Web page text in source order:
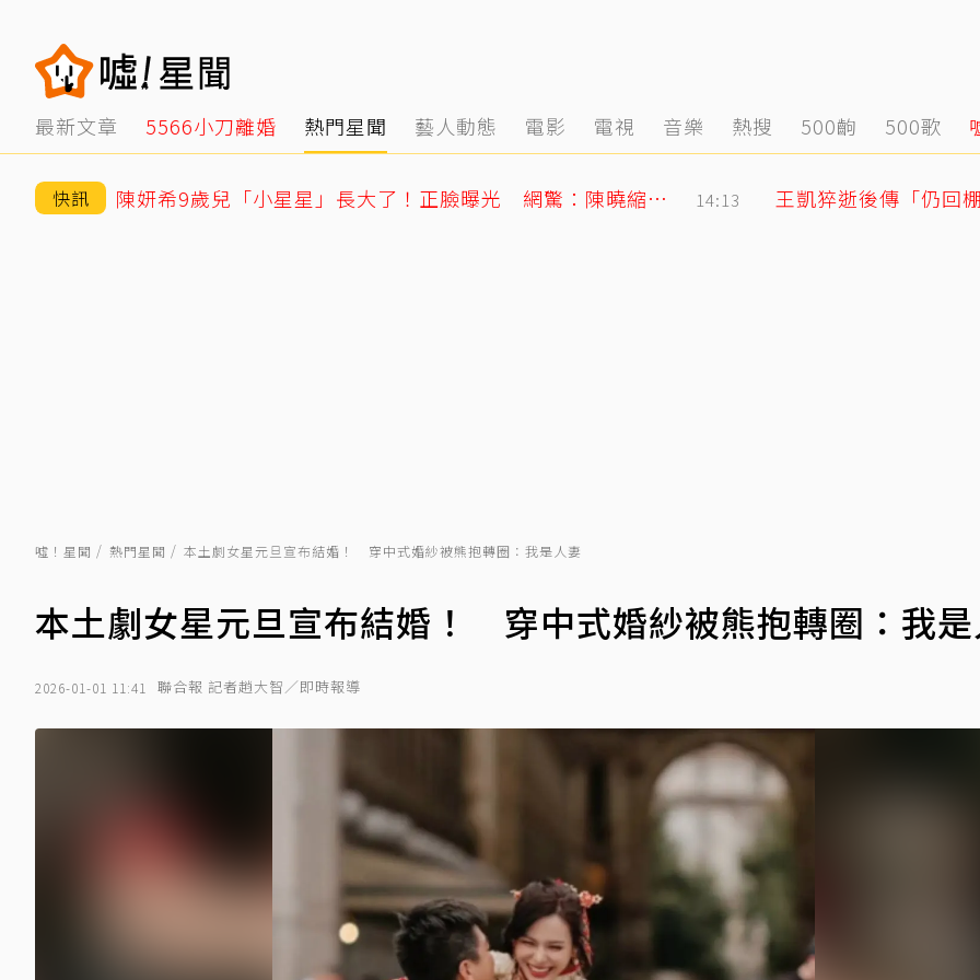
最新文章 5566小刀離婚 熱門星聞 藝人動態 電影 電視 音樂 熱搜 500齣 500歌
快訊 陳妍希9歲兒「小星星」長大了！正臉曝光 網驚：陳曉縮小版 14:13 王凱猝逝後傳「仍回
噓！星聞 熱門星聞 本土劇女星元旦宣布結婚！ 穿中式婚紗被熊抱轉圈：我是人妻
本土劇女星元旦宣布結婚！ 穿中式婚紗被熊抱轉圈：我
2026-01-01 11:41 聯合報 記者趙大智／即時報導